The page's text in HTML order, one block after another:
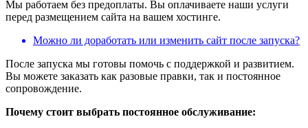
Мы работаем без предоплаты. Вы оплачиваете наши услуги
перед размещением сайта на вашем хостинге.
Можно ли доработать или изменить сайт после запуска?
После запуска мы готовы помочь с поддержкой и развитием.
Вы можете заказать как разовые правки, так и постоянное
сопровождение.
Почему стоит выбрать постоянное обслуживание: